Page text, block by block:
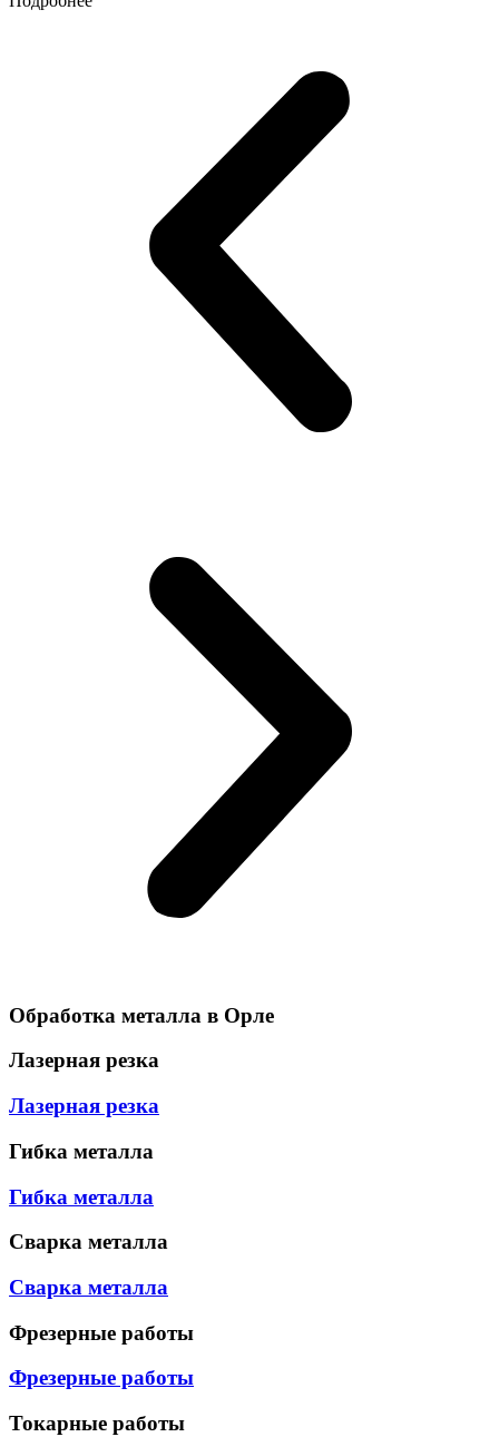
Обработка металла в Орле
Лазерная резка
Лазерная резка
Гибка металла
Гибка металла
Сварка металла
Сварка металла
Фрезерные работы
Фрезерные работы
Токарные работы